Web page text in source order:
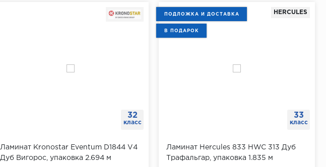
32
класс
Ламинат Kronostar Eventum D1844 V4
Дуб Вигорос, упаковка 2.694 м
33
класс
ПОДЛОЖКА И ДОСТАВКА
В ПОДАРОК
HERCULES
Ламинат Hercules 833 HWC 313 Дуб
Трафальгар, упаковка 1.835 м